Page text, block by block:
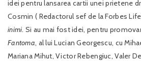
idei pentru lansarea cartii unei prietene
Cosmin ( Redactorul sef de la Forbes
inimi. Si au mai fost idei, pentru
Fantoma, al lui Lucian Georgescu, cu
Mariana Mihut, Victor Rebengiuc, Valer